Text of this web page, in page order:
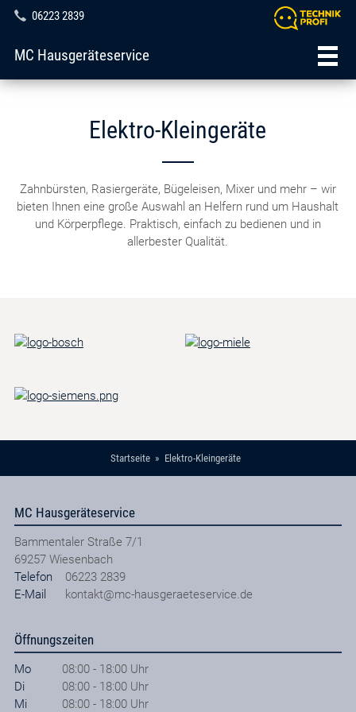
06223 2839
MC Hausgeräteservice
Elektro-Kleingeräte
Zahnbürsten, Rasiergeräte, Bügeleisen, Mixer und mehr – wir
bieten Ihnen eine große Auswahl an Helfern rund um Haushalt
und Körperpflege. Praktisch, einfach zu bedienen und in
allerbester Qualität.
Startseite Elektro-Kleingeräte
MC Hausgeräteservice
Bammentaler Straße 7/1
69257 Wiesenbach
Telefon
06223 2839
E-Mail
kontakt@mc-hausgeraeteservice.de
Öffnungszeiten
Mo
08:00 - 18:00 Uhr
Di
08:00 - 18:00 Uhr
Mi
08:00 - 18:00 Uhr